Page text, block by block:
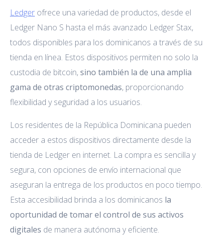
Ledger ofrece una variedad de productos, desde el
Ledger Nano S hasta el más avanzado Ledger Stax,
todos disponibles para los dominicanos a través de su
tienda en línea. Estos dispositivos permiten no solo la
custodia de bitcoin,sino también la de una amplia
gama de otras criptomonedas, proporcionando
flexibilidad y seguridad a los usuarios.
Los residentes de la República Dominicana pueden
acceder a estos dispositivos directamente desde la
tienda de Ledger en internet. La compra es sencilla y
segura, con opciones de envío internacional que
aseguran la entrega de los productos en poco tiempo.
Esta accesibilidad brinda a los dominicanos la
oportunidad de tomar el control de sus activos
digitales de manera autónoma y eficiente.